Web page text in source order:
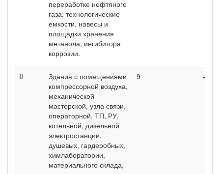
переработке нефтяного
газа; технологические
емкости, навесы и
площадки хранения
метанола, ингибитора
коррозии.
II
Здания с помещениями
компрессорной воздуха,
механической
мастерской, узла связи,
операторной, ТП, РУ,
котельной, дизельной
электростанции,
душевых, гардеробных,
химлаборатории,
материального склада,
9 нн